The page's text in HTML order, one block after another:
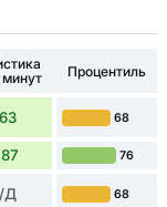
Процентиль
68
76
Д 68